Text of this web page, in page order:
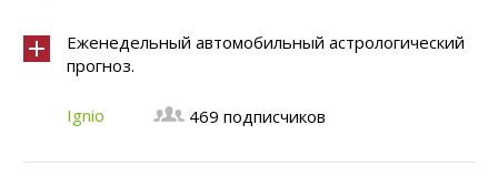
Еженедельный автомобильный астрологический
прогноз.
Ignio 469 подписчиков